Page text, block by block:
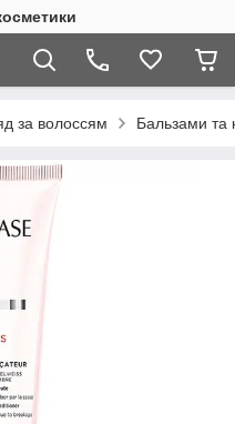
за волоссям Бальзами та